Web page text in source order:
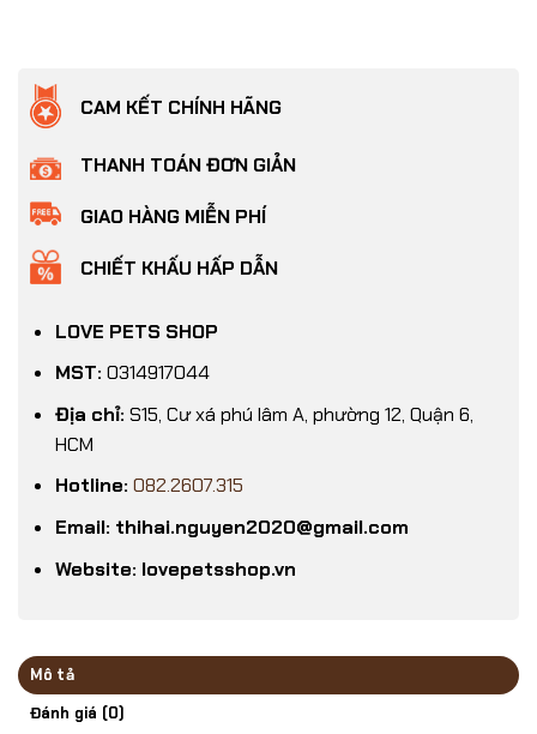
CAM KẾT CHÍNH HÃNG
THANH TOÁN ĐƠN GIẢN
GIAO HÀNG MIỄN PHÍ
CHIẾT KHẤU HẤP DẪN
LOVE PETS SHOP
MST: 0314917044
Địa chỉ: S15, Cư xá phú lâm A, phường 12, Quận 6,
HCM
Hotline: 082.2607.315
Email: thihai.nguyen2020@gmail.com
Website: lovepetsshop.vn
Mô tả
Đánh giá (0)